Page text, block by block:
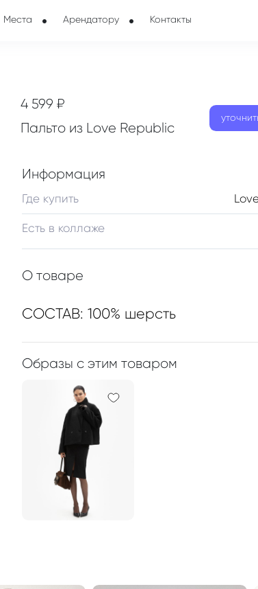
Места Арендатору Контакты
4 599 ₽
Пальто из Love Republic
Информация
Где купить
Есть в коллаже
О товаре
СОСТАВ: 100% шерсть
Образы с этим товаром